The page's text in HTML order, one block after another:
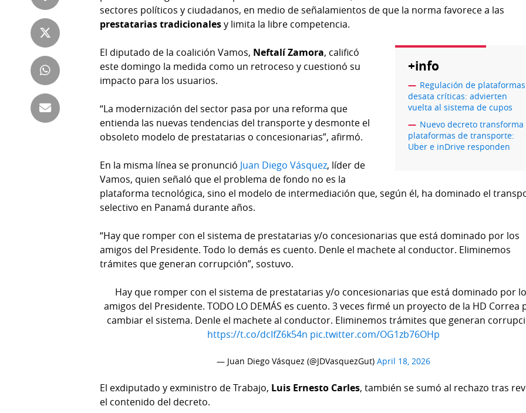
Tienda
Panamá
Tiquetes
Cero
KM
Club
La
Busca
sectores políticos y ciudadanos, en medio de señalamientos de que la norma favorece a las
prestatarias tradicionalesy limita la libre competencia.
+info
Regulación de plataformas
desata críticas: advierten
vuelta al sistema de cupos
Nuevo decreto transforma
plataformas de transporte:
Uber e inDrive responden
El diputado de la coalición Vamos, Neftalí Zamora, calificó
este domingo la medida como un retroceso y cuestionó su
impacto para los usuarios.
“La modernización del sector pasa por una reforma que
entienda las nuevas tendencias del transporte y desmonte el
obsoleto modelo de prestatarias o concesionarias”, afirmó.
En la misma línea se pronunció Juan Diego Vásquez, líder de
Vamos, quien señaló que el problema de fondo no es la
plataforma tecnológica, sino el modelo de intermediación que, según él, ha dominado el
selectivo en Panamá durante años.
“Hay que romper con el sistema de prestatarias y/o concesionarias que está dominado por los
amigos del Presidente. Todo lo demás es cuento. Denle el machete al conductor. Eliminemos
trámites que generan corrupción”, sostuvo.
Hay que romper con el sistema de prestatarias y/o concesionarias que está dominado por
amigos del Presidente. TODO LO DEMÁS es cuento. 3 veces firmé un proyecto de la HD Correa
cambiar el sistema. Denle el machete al conductor. Eliminemos trámites que generan
https://t.co/dcIfZ6k54n pic.twitter.com/OG1zb76OHp
— Juan Diego Vásquez (@JDVasquezGut) April 18, 2026
El exdiputado y exministro de Trabajo, Luis Ernesto Carles, también se sumó al rechazo tras
el contenido del decreto.